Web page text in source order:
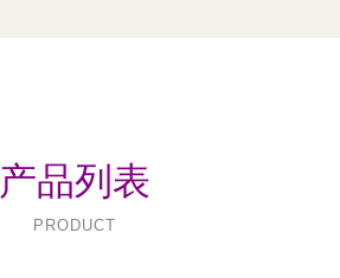
产品列表
PRODUCT